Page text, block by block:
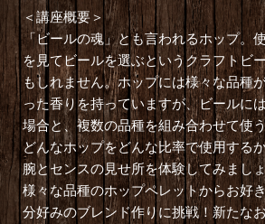
＜講座概要＞
「ビールの魂」とも言われるホップ。
を見てビールを選ぶというクラフトビ
もしれません。ホップには様々な品種
った香りを持っていますが、ビールに
場合と、複数の品種を組み合わせて使
どんなホップをどんな比率で使用する
腕とセンスの見せ所を体験してみまし
様々な品種のホップペレットからお好
分好みのブレンド作りに挑戦！新たな